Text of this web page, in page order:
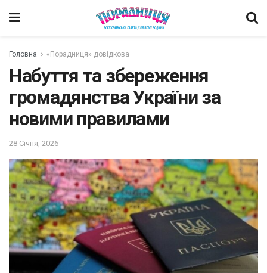
Головна «Порадниця» довідкова
Набуття та збереження
громадянства України за
новими правилами
28 Січня, 2026